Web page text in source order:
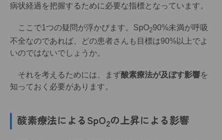
病状経過を把握するために必要な指標となっています。
ここで1つの疑問が浮かびます。SpO290%未満が呼吸
不全なのであれば、どの患者さんも目標は90%以上でよ
いのではないでしょうか。
それを考えるためには、まず酸素療法が及ぼす影響を
知っておく必要があります。
酸素療法によるSpO2の上昇による影響